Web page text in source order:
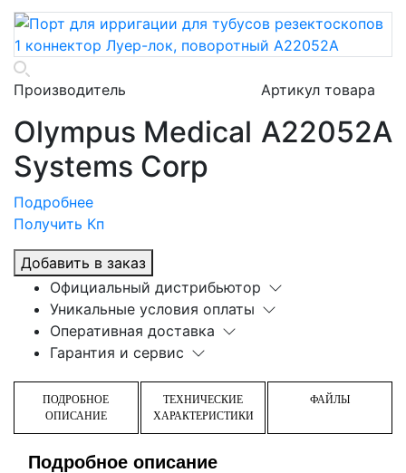
Производитель
Olympus Medical
Systems Corp
Артикул товара
A22052A
Подробнее
Получить Кп
Добавить в заказ
Официальный дистрибьютор
Уникальные условия оплаты
Оперативная доставка
Гарантия и сервис
ПОДРОБНОЕ
ОПИСАНИЕ
ТЕХНИЧЕСКИЕ
ХАРАКТЕРИСТИКИ
ФАЙЛЫ
Подробное описание